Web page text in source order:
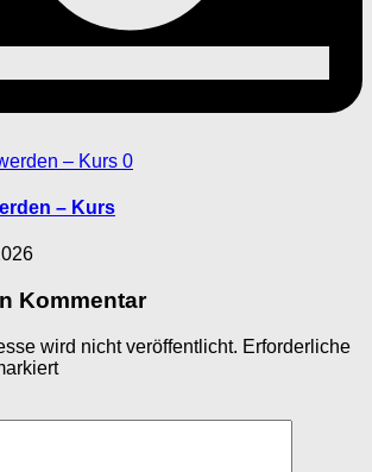
0
– Kurs
Kommentar
wird nicht veröffentlicht. Erforderliche